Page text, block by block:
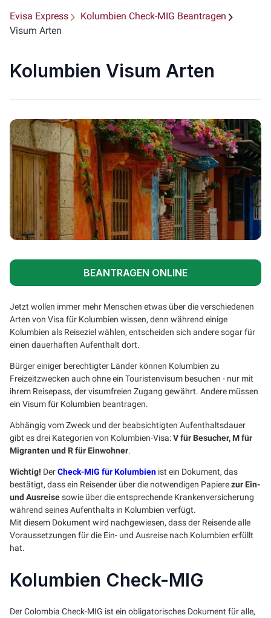
Evisa Express
Kolumbien Check-MIG Beantragen
Visum Arten
Kolumbien Visum Arten
BEANTRAGEN ONLINE
Jetzt wollen immer mehr Menschen etwas über die verschiedenen
Arten von Visa für Kolumbien wissen, denn während einige
Kolumbien als Reiseziel wählen, entscheiden sich andere sogar für
einen dauerhaften Aufenthalt dort.
Bürger einiger berechtigter Länder können Kolumbien zu
Freizeitzwecken auch ohne ein Touristenvisum besuchen - nur mit
ihrem Reisepass, der visumfreien Zugang gewährt. Andere müssen
ein Visum für Kolumbien beantragen.
Abhängig vom Zweck und der beabsichtigten Aufenthaltsdauer
gibt es drei Kategorien von Kolumbien-Visa:V für Besucher, M für
Migranten und R für Einwohner.
Wichtig! DerCheck-MIG für Kolumbien ist ein Dokument, das
bestätigt, dass ein Reisender über die notwendigen Papierezur Ein-
und Ausreisesowie über die entsprechende Krankenversicherung
während seines Aufenthalts in Kolumbien verfügt.
Mit diesem Dokument wird nachgewiesen, dass der Reisende alle
Voraussetzungen für die Ein- und Ausreise nach Kolumbien erfüllt
hat.
Kolumbien Check-MIG
Der Colombia Check-MIG ist ein obligatorisches Dokument für alle,